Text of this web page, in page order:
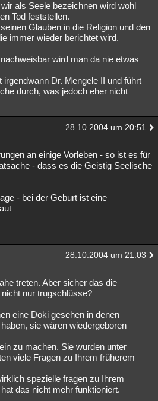
als Seele bezeichnen wird wohl
Tod feststellen.
Glauben in die Religion und den
immer wieder berichtet wird.
wird man da nie etwas
Dr. Mengele II und führt
durch, was jedoch eher nicht
28.10.2004 um 20:51
an einige Vorleben - so ist es für
- dass es die Geistig Seelische
- bei der Geburt ist eine
28.10.2004 um 21:03
treten. Aber sicher das die
nur trugschlüsse?
eine Doki gesehen in denen
sie wären wiedergeboren
zu machen. Sie wurden unter
viele Fragen zu Ihrem früherem
spezielle fragen zu Ihrem
das nicht mehr funktioniert.